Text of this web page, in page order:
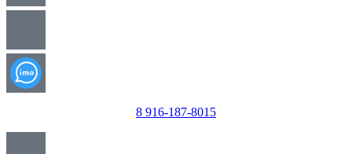
8 916-187-8015